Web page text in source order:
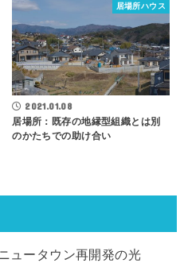
居場所ハウス
2021.01.08
居場所：既存の地縁型組織とは別
のかたちでの助け合い
ュータウン再開発の光